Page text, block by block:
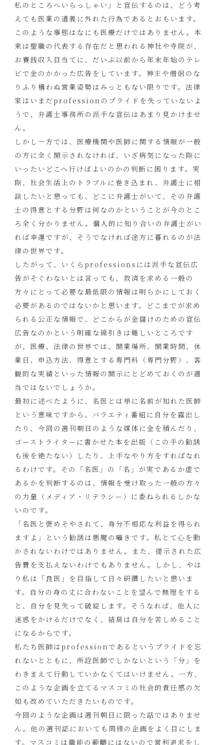
私のところへいらっしゃい」と宣伝するのは、どう考
えても医業の道義に外れた行為であるとおもいます。
このような事態はなにも医療だけではありません。本
来は聖職の代表する存在だと思われる神社や寺院が、
お賽銭収入目当てに、だいぶ以前から年末年始のテレ
ビで金のかかった広告をしています。神主や僧侶のな
りふり構わぬ営業姿勢はみっともない限りです。法律
家はいまだprofessionのプライドを失っていないよ
うで、弁護士事務所の派手な宣伝はあまり見かけませ
ん。
しかし一方では、医療機関や医師に関する情報が一般
の方に全く開示されなければ、いざ病気になった際に
いったいどこへ行けばよいのかの判断に困ります。実
際、社会生活上のトラブルに巻き込まれ、弁護士に相
談したいと思っても、どこに弁護士がいて、その弁護
士の得意とする分野は何なのかということが今のとこ
ろ全く分かりません。個人的に知り合いの弁護士がい
れば幸運ですが、そうでなければ途方に暮れるのが法
律の世界です。
したがって、いくらprofessionsには派手な宣伝広
告がそぐわないとは言っても、救済を求める一般の
方々にとって必要な最低限の情報は明らかにしておく
必要があるのではないかと思います。どこまでが求め
られる公正な情報で、どこからが金儲けのための宣伝
広告なのかという明確な線引きは難しいところです
が、医療、法律の世界では、開業場所、開業時間、休
業日、申込方法、得意とする専門科（専門分野）、客
観的な実績といった情報の開示にとどめておくのが適
当ではないでしょうか。
最初に述べたように、名医とは単に名前が知れた医師
という意味ですから、バラエティ番組に自分を露出し
たり、今回の週刊朝日のような媒体に金を積んだり、
ゴーストライターに書かせた本を出版（この手の勧誘
も後を絶たない）したり、上手なやり方をすればなれ
るわけです。その「名医」の「名」が実であるか虚で
あるかを判断するのは、情報を受け取った一般の方々
の力量（メディア・リテラシー）に委ねられるしかな
いのです。
「名医と褒めそやされて、身分不相応な利益を得られ
ますよ」という勧誘は悪魔の囁きです。私とて心を動
かされないわけではありません。また、提示された広
告費を支払えないわけでもありません。しかし、やは
り私は「良医」を目指して日々研鑽したいと思いま
す。自分の身の丈に合わないことを望んで無理をする
と、自分を見失って破綻します。そうなれば、他人に
迷惑をかけるだけでなく、結局は自分を苦しめること
になるからです。
私たち医師はprofessionであるというプライドを忘
れないとともに、所詮医師でしかないという「分」を
わきまえて行動していかなくてはいけません。一方、
このような企画を立てるマスコミの社会的責任感の欠
如も改めていただきたいものです。
今回のような企画は週刊朝日に限った話ではありませ
ん。他の週刊誌においても同様の企画をよく目にしま
す。マスコミは職能の範疇にはないので営利追求をし